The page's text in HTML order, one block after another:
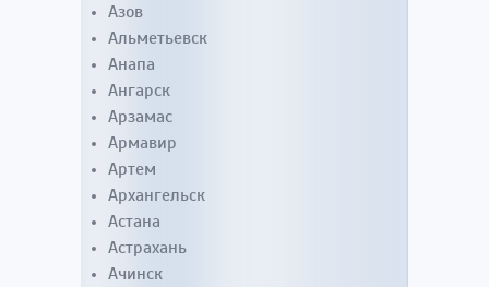
Азов
Альметьевск
Анапа
Ангарск
Арзамас
Армавир
Артем
Архангельск
Астана
Астрахань
Ачинск